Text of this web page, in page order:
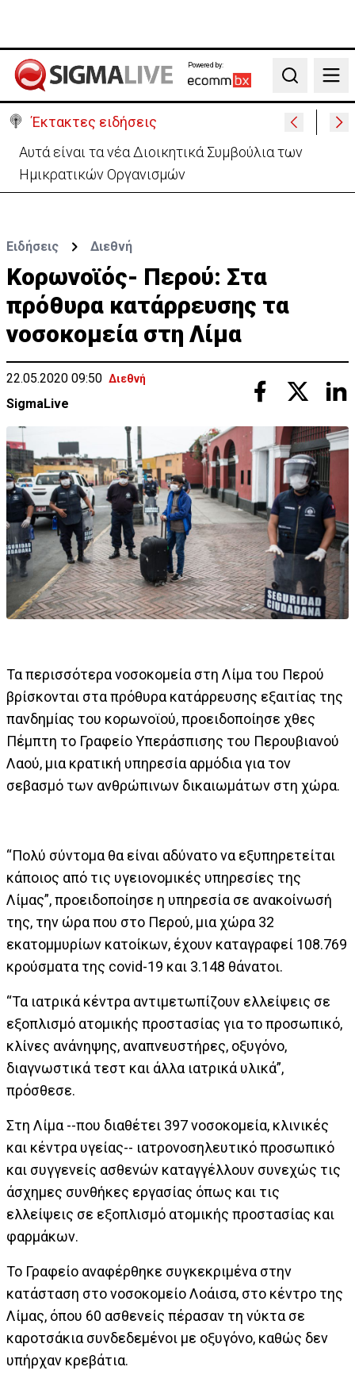
Powered by:
Search
Έκτακτες ειδήσεις
Αυτά είναι τα νέα Διοικητικά Συμβούλια των
Ημικρατικών Οργανισμών
Ειδήσεις Διεθνή
Κορωνοϊός- Περού: Στα
πρόθυρα κατάρρευσης τα
νοσοκομεία στη Λίμα
22.05.2020 09:50 Διεθνή
SigmaLive
Τα περισσότερα νοσοκομεία στη Λίμα του Περού
βρίσκονται στα πρόθυρα κατάρρευσης εξαιτίας της
πανδημίας του κορωνοϊού, προειδοποίησε χθες
Πέμπτη το Γραφείο Υπεράσπισης του Περουβιανού
Λαού, μια κρατική υπηρεσία αρμόδια για τον
σεβασμό των ανθρώπινων δικαιωμάτων στη χώρα.
“Πολύ σύντομα θα είναι αδύνατο να εξυπηρετείται
κάποιος από τις υγειονομικές υπηρεσίες της
Λίμας”, προειδοποίησε η υπηρεσία σε ανακοίνωσή
της, την ώρα που στο Περού, μια χώρα 32
εκατομμυρίων κατοίκων, έχουν καταγραφεί 108.769
κρούσματα της covid-19 και 3.148 θάνατοι.
“Τα ιατρικά κέντρα αντιμετωπίζουν ελλείψεις σε
εξοπλισμό ατομικής προστασίας για το προσωπικό,
κλίνες ανάνηψης, αναπνευστήρες, οξυγόνο,
διαγνωστικά τεστ και άλλα ιατρικά υλικά”,
πρόσθεσε.
Στη Λίμα --που διαθέτει 397 νοσοκομεία, κλινικές
και κέντρα υγείας-- ιατρονοσηλευτικό προσωπικό
και συγγενείς ασθενών καταγγέλλουν συνεχώς τις
άσχημες συνθήκες εργασίας όπως και τις
ελλείψεις σε εξοπλισμό ατομικής προστασίας και
φαρμάκων.
Το Γραφείο αναφέρθηκε συγκεκριμένα στην
κατάσταση στο νοσοκομείο Λοάισα, στο κέντρο της
Λίμας, όπου 60 ασθενείς πέρασαν τη νύκτα σε
καροτσάκια συνδεδεμένοι με οξυγόνο, καθώς δεν
υπήρχαν κρεβάτια.